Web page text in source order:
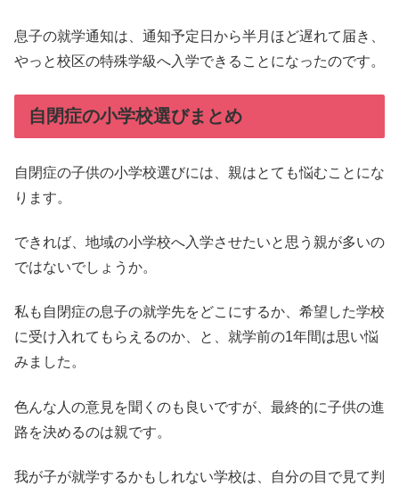
息子の就学通知は、通知予定日から半月ほど遅れて届き、
やっと校区の特殊学級へ入学できることになったのです。
自閉症の小学校選びまとめ
自閉症の子供の小学校選びには、親はとても悩むことにな
ります。
できれば、地域の小学校へ入学させたいと思う親が多いの
ではないでしょうか。
私も自閉症の息子の就学先をどこにするか、希望した学校
に受け入れてもらえるのか、と、就学前の1年間は思い悩
みました。
色んな人の意見を聞くのも良いですが、最終的に子供の進
路を決めるのは親です。
我が子が就学するかもしれない学校は、自分の目で見て判